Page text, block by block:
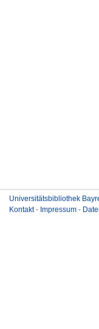
Universitätsbibliothek
Kontakt- Impressum -